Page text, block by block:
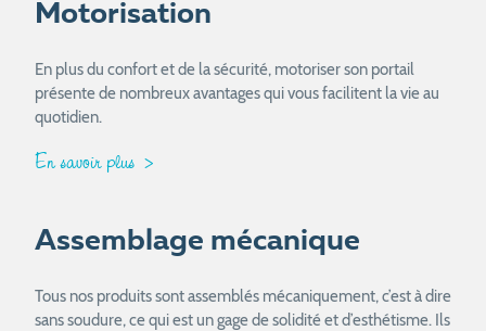
Motorisation
En plus du confort et de la sécurité, motoriser son portail
présente de nombreux avantages qui vous facilitent la vie au
quotidien.
En savoir plus
Assemblage mécanique
Tous nos produits sont assemblés mécaniquement, c’est à dire
sans soudure, ce qui est un gage de solidité et d’esthétisme. Ils